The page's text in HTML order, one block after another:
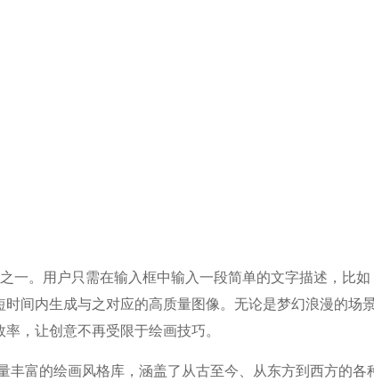
一。用户只需在输入框中输入一段简单的文字描述，比
间内生成与之对应的高质量图像。无论是梦幻浪漫的场
，让创意不再受限于绘画技巧。
富的绘画风格库，涵盖了从古至今、从东方到西方的